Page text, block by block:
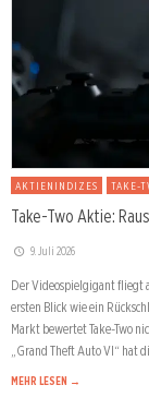
AKTIENINDIZES TAKE-
Take-Two Aktie:
9. Juli 2026
Der Videospielgigant fliegt
ersten Blick wie ein
Markt bewertet Take-Two
„Grand Theft Auto VI“
MEHR LESEN →